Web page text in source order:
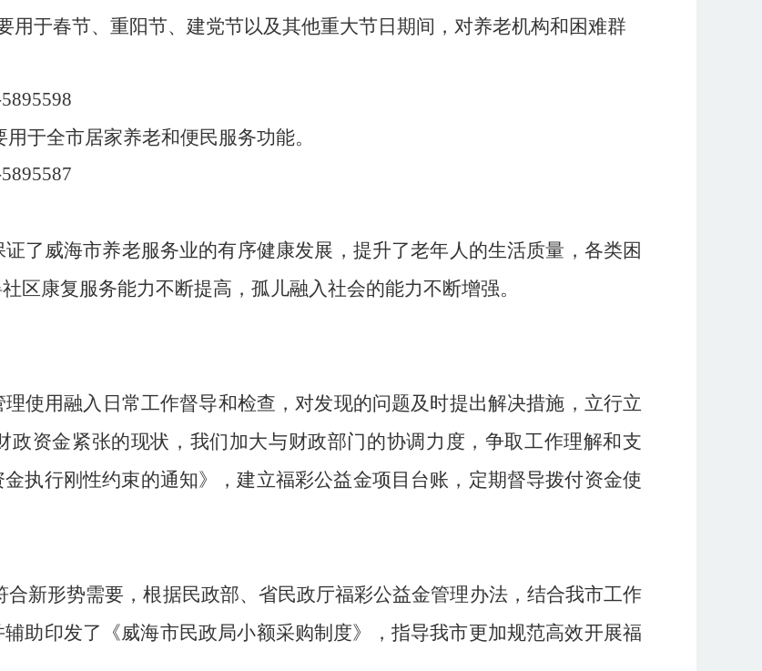
用于春节、重阳节、建党节以及其他重大节日期间，对养老机构和困难群
用于全市居家养老和便民服务功能。
了威海市养老服务业的有序健康发展，提升了老年人的生活质量，各类困
区康复服务能力不断提高，孤儿融入社会的能力不断增强。
理使用融入 日常工作督导和检查 ，对发现的问题及时提出解决措施，立行立
政资金紧张的现状，我们加大与财政部门的协调力度，争取工作理解和支
执行刚性约束的通知》，建立福彩公益金项目台账，定期督导拨付资金使
新形势需要，根据民政部、省民政厅福彩公益金管理办法，结合我市工作
助印发了《威海市民政局小额采购制度》，指导我市更加规范高效开展福